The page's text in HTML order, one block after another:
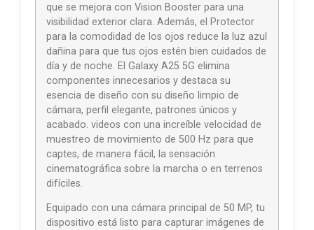
que se mejora con Vision Booster para una
visibilidad exterior clara. Además, el Protector
para la comodidad de los ojos reduce la luz azul
dañina para que tus ojos estén bien cuidados de
día y de noche. El Galaxy A25 5G elimina
componentes innecesarios y destaca su
esencia de diseño con su diseño limpio de
cámara, perfil elegante, patrones únicos y
acabado. videos con una increíble velocidad de
muestreo de movimiento de 500 Hz para que
captes, de manera fácil, la sensación
cinematográfica sobre la marcha o en terrenos
difíciles.
Equipado con una cámara principal de 50 MP, tu
dispositivo está listo para capturar imágenes de